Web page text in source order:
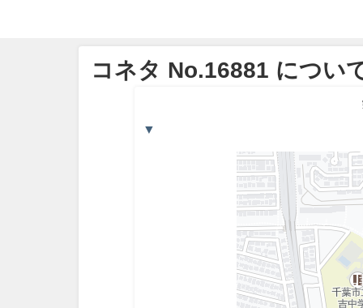
コネタ No.16881 につい
▼